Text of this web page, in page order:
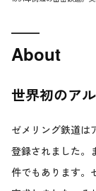
About
世界初のア
ゼメリング鉄道は
登録されました。
件でもあります。